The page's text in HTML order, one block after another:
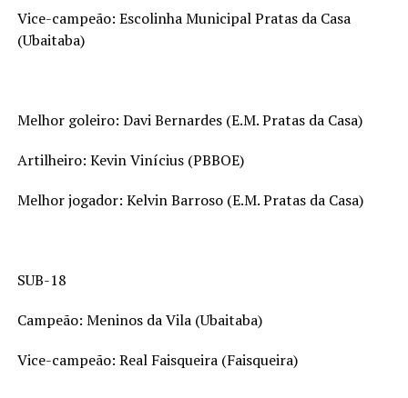
Vice-campeão: Escolinha Municipal Pratas da Casa
(Ubaitaba)
Melhor goleiro: Davi Bernardes (E.M. Pratas da Casa)
Artilheiro: Kevin Vinícius (PBBOE)
Melhor jogador: Kelvin Barroso (E.M. Pratas da Casa)
SUB-18
Campeão: Meninos da Vila (Ubaitaba)
Vice-campeão: Real Faisqueira (Faisqueira)